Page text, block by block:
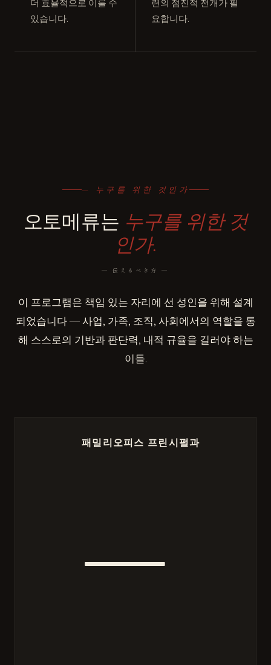
더 효율적으로 이룰 수
있습니다.
련의 점진적 전개가 필
요합니다.
— 누구를 위한 것인가
오토메류는 누구를 위한 것
인가.
― 伝えるべき方 ―
이 프로그램은 책임 있는 자리에 선 성인을 위해 설계
되었습니다 ― 사업, 가족, 조직, 사회에서의 역할을 통
해 스스로의 기반과 판단력, 내적 규율을 길러야 하는
이들.
패밀리오피스 프린시펄과
—